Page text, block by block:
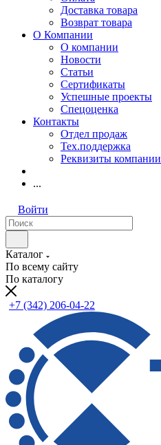
Доставка товара
Возврат товара
О Компании
О компании
Новости
Статьи
Сертификаты
Успешные проекты
Спецоценка
Контакты
Отдел продаж
Тех.поддержка
Реквизиты компании
...
Войти
Каталог
По всему сайту
По каталогу
+7 (342) 206-04-22